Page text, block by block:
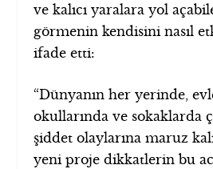
ve kalıcı yaralara yol
görmenin kendisini nasıl
ifade etti:
“Dünyanın her yerinde,
okullarında ve sokaklarda
şiddet olaylarına maruz
yeni proje dikkatlerin bu